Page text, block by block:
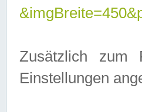
Zusätzlich
Einstellungen